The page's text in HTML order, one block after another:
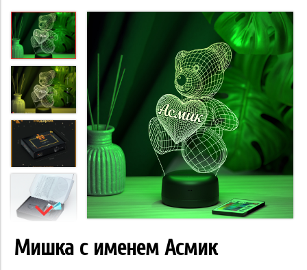
Мишка с именем Асмик